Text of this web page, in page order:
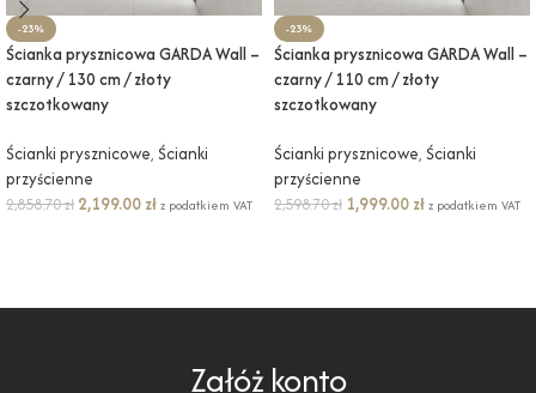
-23%
Ścianka prysznicowa GARDA Wall –
czarny / 130 cm / złoty
szczotkowany
Ścianki prysznicowe, Ścianki
przyścienne
2,858.70zł 2,199.00 złz podatkiem VAT
-23%
Ścianka prysznicowa GARDA Wall –
czarny / 110 cm / złoty
szczotkowany
Ścianki prysznicowe, Ścianki
przyścienne
2,598.70zł 1,999.00 złz podatkiem VAT
Załóż konto